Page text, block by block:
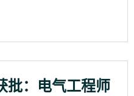
批：电气工程师